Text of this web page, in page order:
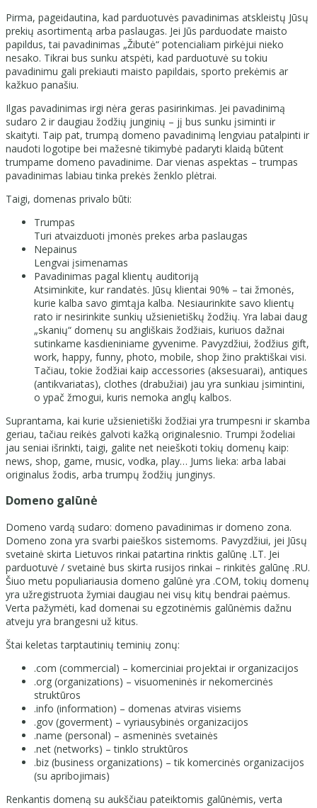
Pirma, pageidautina, kad parduotuvės pavadinimas atskleistų Jūsų
prekių asortimentą arba paslaugas. Jei Jūs parduodate maisto
papildus, tai pavadinimas „Žibutė“ potencialiam pirkėjui nieko
nesako. Tikrai bus sunku atspėti, kad parduotuvė su tokiu
pavadinimu gali prekiauti maisto papildais, sporto prekėmis ar
kažkuo panašiu.
Ilgas pavadinimas irgi nėra geras pasirinkimas. Jei pavadinimą
sudaro 2 ir daugiau žodžių junginių – jį bus sunku įsiminti ir
skaityti. Taip pat, trumpą domeno pavadinimą lengviau patalpinti ir
naudoti logotipe bei mažesnė tikimybė padaryti klaidą būtent
trumpame domeno pavadinime. Dar vienas aspektas – trumpas
pavadinimas labiau tinka prekės ženklo plėtrai.
Taigi, domenas privalo būti:
Trumpas
Turi atvaizduoti įmonės prekes arba paslaugas
Nepainus
Lengvai įsimenamas
Pavadinimas pagal klientų auditoriją
Atsiminkite, kur randatės. Jūsų klientai 90% – tai žmonės,
kurie kalba savo gimtąja kalba. Nesiaurinkite savo klientų
rato ir nesirinkite sunkių užsienietiškų žodžių. Yra labai daug
„skanių“ domenų su angliškais žodžiais, kuriuos dažnai
sutinkame kasdieniniame gyvenime. Pavyzdžiui, žodžius gift,
work, happy, funny, photo, mobile, shop žino praktiškai visi.
Tačiau, tokie žodžiai kaip accessories (aksesuarai), antiques
(antikvariatas), clothes (drabužiai) jau yra sunkiau įsimintini,
o ypač žmogui, kuris nemoka anglų kalbos.
Suprantama, kai kurie užsienietiški žodžiai yra trumpesni ir skamba
geriau, tačiau reikės galvoti kažką originalesnio. Trumpi žodeliai
jau seniai išrinkti, taigi, galite net neieškoti tokių domenų kaip:
news, shop, game, music, vodka, play… Jums lieka: arba labai
originalus žodis, arba trumpų žodžių junginys.
Domeno galūnė
Domeno vardą sudaro: domeno pavadinimas ir domeno zona.
Domeno zona yra svarbi paieškos sistemoms. Pavyzdžiui, jei Jūsų
svetainė skirta Lietuvos rinkai patartina rinktis galūnę .LT. Jei
parduotuvė / svetainė bus skirta rusijos rinkai – rinkitės galūnę .RU.
Šiuo metu populiariausia domeno galūnė yra .COM, tokių domenų
yra užregistruota žymiai daugiau nei visų kitų bendrai paėmus.
Verta pažymėti, kad domenai su egzotinėmis galūnėmis dažnu
atveju yra brangesni už kitus.
Štai keletas tarptautinių teminių zonų:
.com (commercial) – komerciniai projektai ir organizacijos
.org (organizations) – visuomeninės ir nekomercinės
struktūros
.info (information) – domenas atviras visiems
.gov (goverment) – vyriausybinės organizacijos
.name (personal) – asmeninės svetainės
.net (networks) – tinklo struktūros
.biz (business organizations) – tik komercinės organizacijos
(su apribojimais)
Renkantis domeną su aukščiau pateiktomis galūnėmis, verta